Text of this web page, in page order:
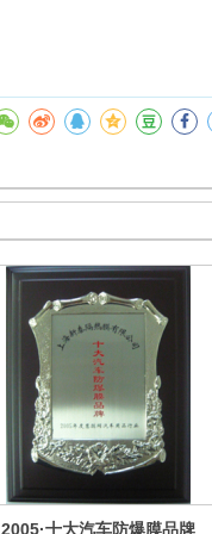
2005·十大汽车防爆膜品牌